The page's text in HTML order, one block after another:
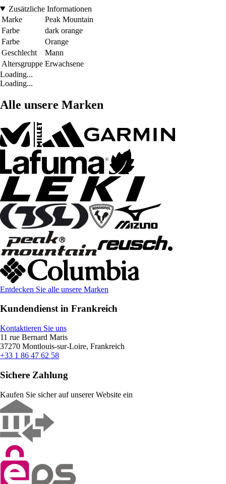
Zusätzliche Informationen
Marke
Peak Mountain
Farbe
dark orange
Farbe
Orange
Geschlecht
Mann
Altersgruppe Erwachsene
Loading...
Loading...
Alle unsere Marken
Entdecken Sie alle unsere Marken
Kundendienst in Frankreich
Kontaktieren Sie uns
11 rue Bernard Maris
37270 Montlouis-sur-Loire, Frankreich
+33 1 86 47 62 58
Sichere Zahlung
Kaufen Sie sicher auf unserer Website ein